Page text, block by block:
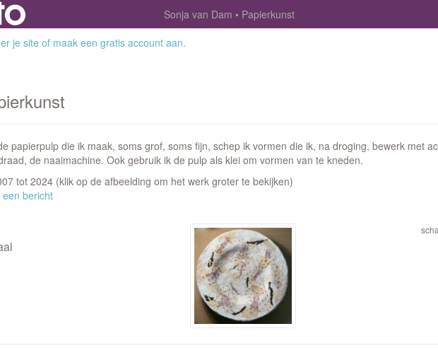
Sonja van Dam
Papierkunst
je site of maak een gratis account aan.
papierpulp die ik maak, soms grof, soms fijn, schep ik vormen die ik, na droging, bewerk met
de naaimachine. Ook gebruik ik de pulp als klei om vormen van te kneden.
tot 2024 (klik op de afbeelding om het werk groter te bekijken)
een bericht